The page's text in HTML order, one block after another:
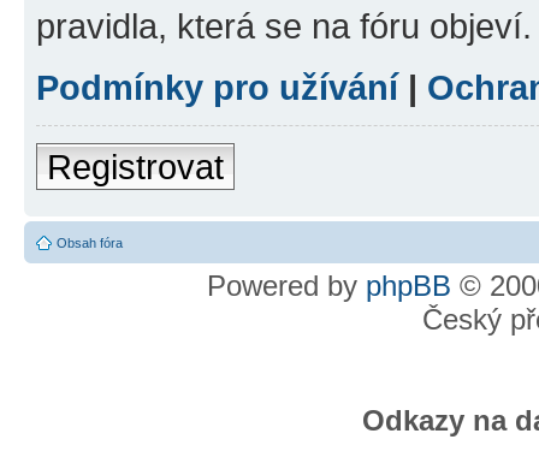
pravidla, která se na fóru objeví.
Podmínky pro užívání|
Registrovat
Obsah fóra
Powered by phpBB ©
Český
Odkazy na